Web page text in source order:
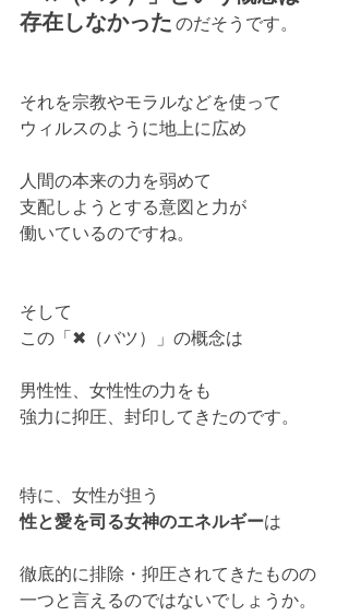
存在しなかった のだそうです。
それを宗教やモラルなどを使って
ウィルスのように地上に広め
人間の本来の力を弱めて
支配しようとする意図と力が
働いているのですね。
そして
この「✖（バツ）」の概念は
男性性、女性性の力をも
強力に抑圧、封印してきたのです。
特に、女性が担う
性と愛を司る女神のエネルギーは
徹底的に排除・抑圧されてきたものの
一つと言えるのではないでしょうか。